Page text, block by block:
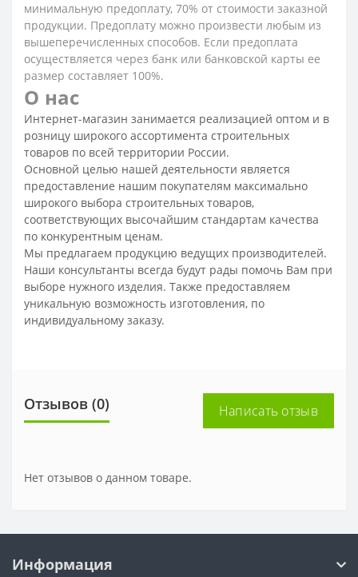
минимальную предоплату, 70% от стоимости заказной
продукции. Предоплату можно произвести любым из
вышеперечисленных способов. Если предоплата
осуществляется через банк или банковской карты ее
размер составляет 100%.
О нас
Интернет-магазин занимается реализацией оптом и в
розницу широкого ассортимента строительных
товаров по всей территории России.
Основной целью нашей деятельности является
предоставление нашим покупателям максимально
широкого выбора строительных товаров,
соответствующих высочайшим стандартам качества
по конкурентным ценам.
Мы предлагаем продукцию ведущих производителей.
Наши консультанты всегда будут рады помочь Вам при
выборе нужного изделия. Также предоставляем
уникальную возможность изготовления, по
индивидуальному заказу.
Отзывов (0) Написать отзыв
Нет отзывов о данном товаре.
Информация